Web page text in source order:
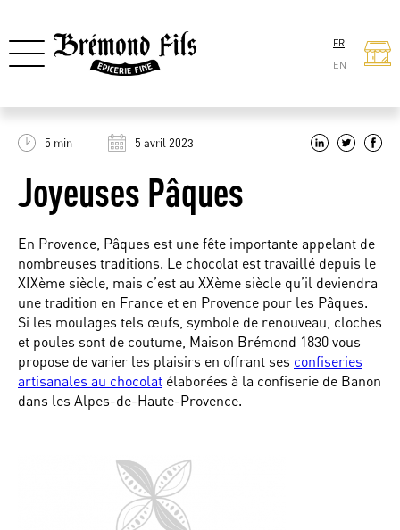
FR
EN
5 min 5 avril 2023
Joyeuses Pâques
En Provence, Pâques est une fête importante appelant de
nombreuses traditions. Le chocolat est travaillé depuis le
XIXème siècle, mais c’est au XXème siècle qu’il deviendra
une tradition en France et en Provence pour les Pâques.
Si les moulages tels œufs, symbole de renouveau, cloches
et poules sont de coutume, Maison Brémond 1830 vous
propose de varier les plaisirs en offrant ses confiseries
artisanales au chocolat élaborées à la confiserie de Banon
dans les Alpes-de-Haute-Provence.